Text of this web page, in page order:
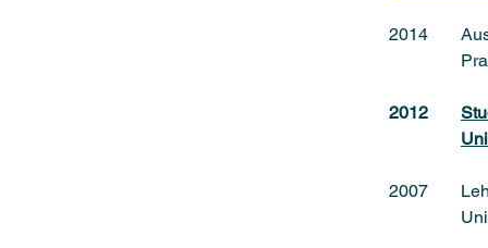
2014
2012
2007